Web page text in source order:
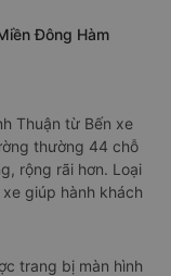
Đông Hàm
Thuận từ Bến xe
thường 44 chỗ
rộng rãi hơn. Loại
giúp hành khách
trang bị màn hình